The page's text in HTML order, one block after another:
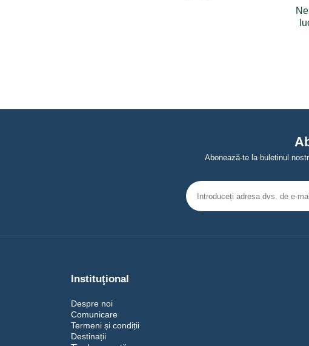
Abonează-te la buletinul
Instituţional
Despre noi
Comunicare
Termeni și condiții
Destinații